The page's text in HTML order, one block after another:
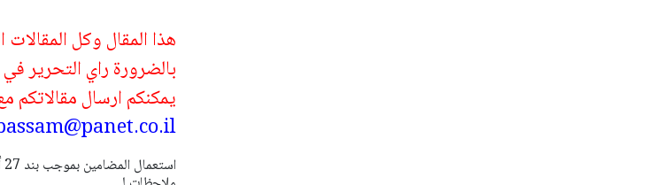
هذا المقال وكل
بالضرورة راي التحرير
يمكنكم ارسال